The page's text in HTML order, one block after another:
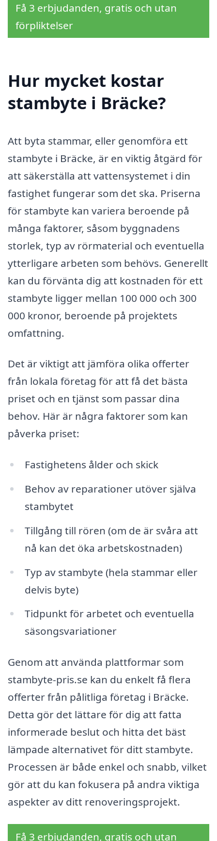
Få 3 erbjudanden, gratis och utan
förpliktelser
Hur mycket kostar
stambyte i Bräcke?
Att byta stammar, eller genomföra ett
stambyte i Bräcke, är en viktig åtgärd för
att säkerställa att vattensystemet i din
fastighet fungerar som det ska. Priserna
för stambyte kan variera beroende på
många faktorer, såsom byggnadens
storlek, typ av rörmaterial och eventuella
ytterligare arbeten som behövs. Generellt
kan du förvänta dig att kostnaden för ett
stambyte ligger mellan 100 000 och 300
000 kronor, beroende på projektets
omfattning.
Det är viktigt att jämföra olika offerter
från lokala företag för att få det bästa
priset och en tjänst som passar dina
behov. Här är några faktorer som kan
påverka priset:
Fastighetens ålder och skick
Behov av reparationer utöver själva
stambytet
Tillgång till rören (om de är svåra att
nå kan det öka arbetskostnaden)
Typ av stambyte (hela stammar eller
delvis byte)
Tidpunkt för arbetet och eventuella
säsongsvariationer
Genom att använda plattformar som
stambyte-pris.se kan du enkelt få flera
offerter från pålitliga företag i Bräcke.
Detta gör det lättare för dig att fatta
informerade beslut och hitta det bäst
lämpade alternativet för ditt stambyte.
Processen är både enkel och snabb, vilket
gör att du kan fokusera på andra viktiga
aspekter av ditt renoveringsprojekt.
Få 3 erbjudanden, gratis och utan